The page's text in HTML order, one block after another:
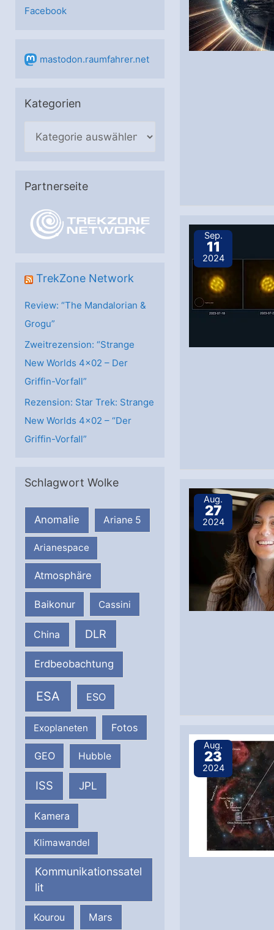
Facebook
mastodon.raumfahrer.net
Kategorien
e
e
Partnerseite
TrekZone Network
Review: “The Mandalorian &
Grogu”
Zweitrezension: “Strange
New Worlds 4×02 – Der
Griffin-Vorfall”
Rezension: Star Trek: Strange
New Worlds 4×02 – “Der
Griffin-Vorfall”
Schlagwort Wolke
Anomalie Ariane 5
Arianespace
Atmosphäre
Baikonur Cassini
China DLR
Erdbeobachtung
ESA ESO
Exoplaneten Fotos
GEO Hubble
ISS JPL
Kamera
Klimawandel
Kommunikationssatel
lit
Kourou Mars
Sep.
11
2024
Aug.
27
2024
Aug.
23
2024